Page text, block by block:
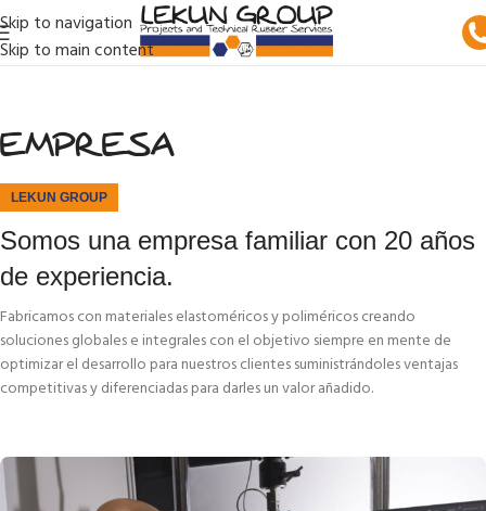
Skip to navigation
Skip to main content
EMPRESA
LEKUN GROUP
Somos una empresa familiar con 20 años
de experiencia.
Fabricamos con materiales elastoméricos y poliméricos creando
soluciones globales e integrales con el objetivo siempre en mente de
optimizar el desarrollo para nuestros clientes suministrándoles ventajas
competitivas y diferenciadas para darles un valor añadido.